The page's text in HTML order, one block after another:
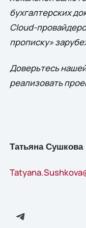
бухгалтерских
Cloud-
прописку»
Доверьтесь
реализовать
Татьяна Сушкова